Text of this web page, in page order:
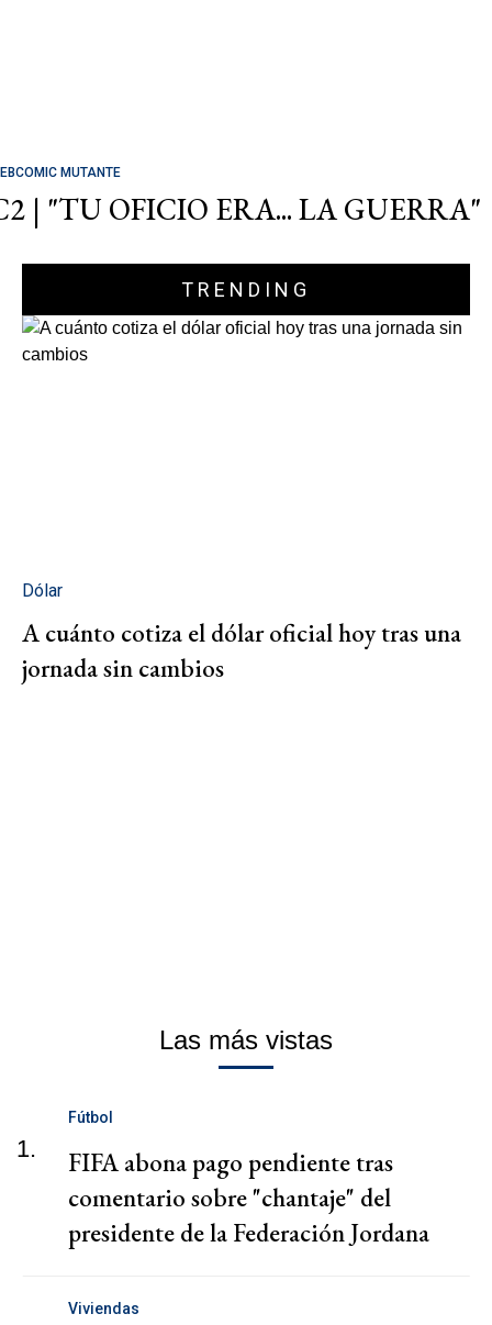
MUTANTE
| "TU OFICIO ERA... LA GUERRA"
TRENDING
Dólar
A cuánto cotiza el dólar oficial hoy tras una
jornada sin cambios
Las más vistas
1.
Fútbol
FIFA abona pago pendiente tras
comentario sobre "chantaje" del
presidente de la Federación Jordana
Viviendas